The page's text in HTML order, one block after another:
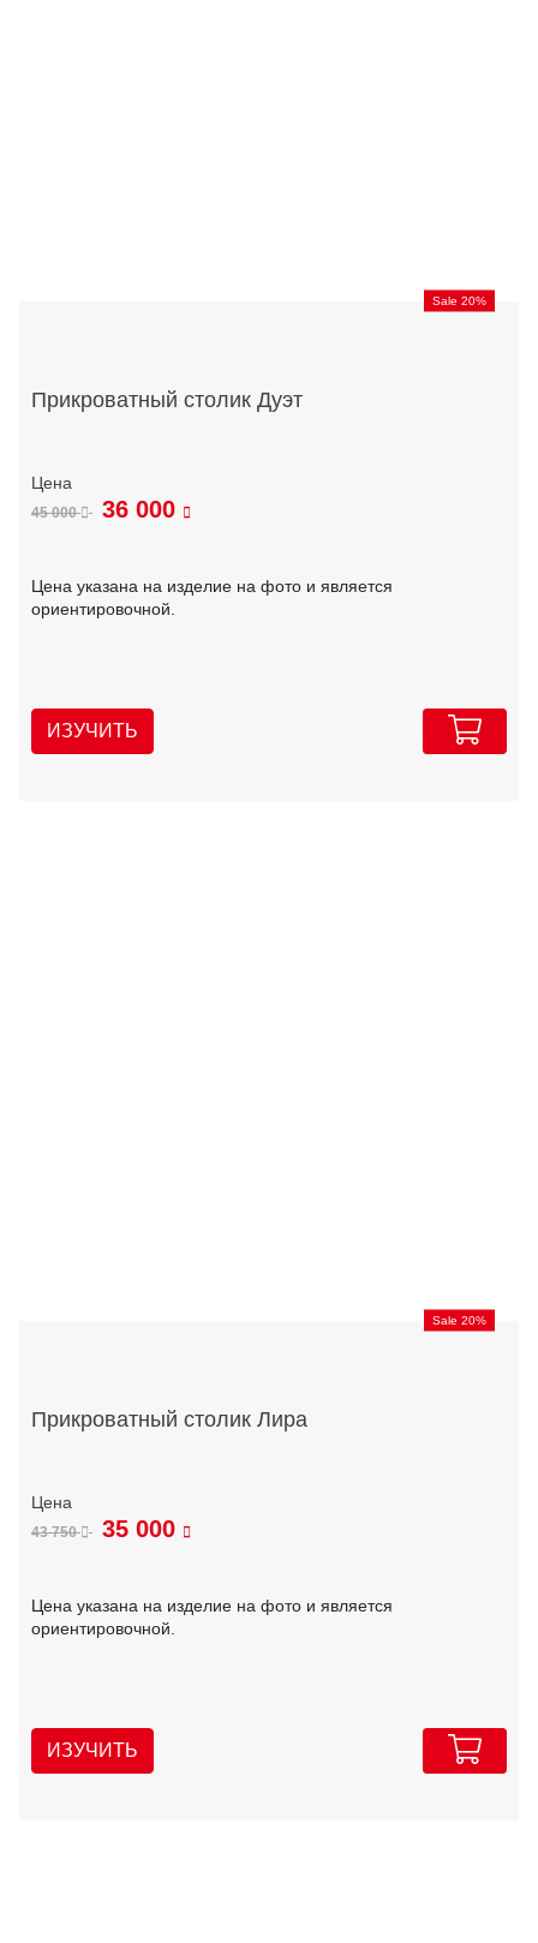
Sale 20%
Прикроватный столик Дуэт
45 000 36 000
Цена указана на изделие на фото и является
ориентировочной.
ИЗУЧИТЬ
Sale 20%
Прикроватный столик Лира
43 750 35 000
Цена указана на изделие на фото и является
ориентировочной.
ИЗУЧИТЬ